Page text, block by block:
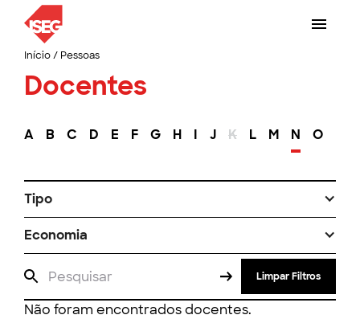
Início/ Pessoas
Docentes
A B C D E F G H I J K L M N O
Tipo
Economia
Limpar Filtros
Não foram encontrados docentes.